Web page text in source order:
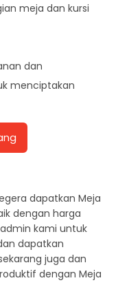
meja dan kursi
dan
menciptakan
dapatkan Meja
dengan harga
kami untuk
dapatkan
juga dan
dengan Meja